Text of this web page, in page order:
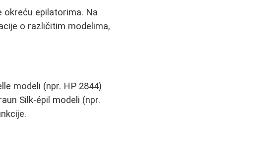
okreću epilatorima. Na
o različitim modelima,
modeli (npr. HP 2844)
Silk-épil modeli (npr.